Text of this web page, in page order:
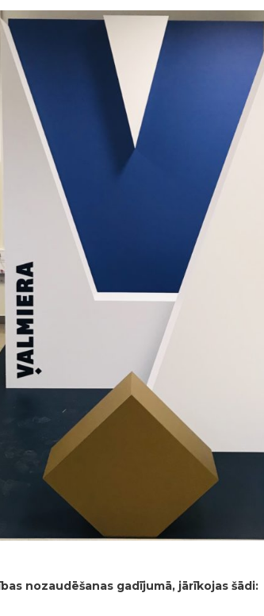
nozaudēšanas gadījumā, jārīkojas šādi: